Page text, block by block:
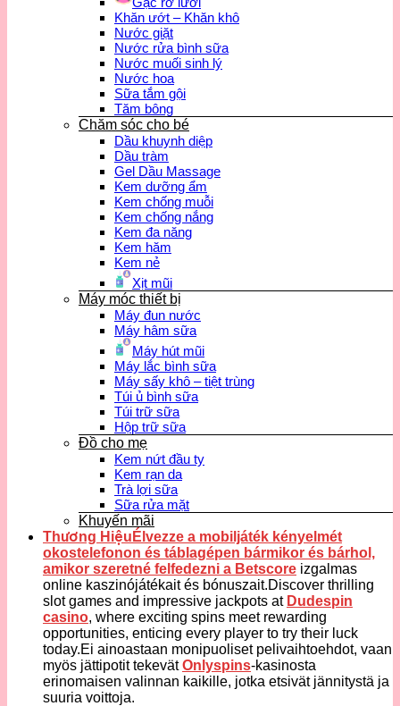
Khăn ướt – Khăn khô
Nước giặt
Nước rửa bình sữa
Nước muối sinh lý
Nước hoa
Sữa tắm gội
Tăm bông
Chăm sóc cho bé
Dầu khuynh diệp
Dầu tràm
Gel Dầu Massage
Kem dưỡng ẩm
Kem chống muỗi
Kem chống nắng
Kem đa năng
Kem hăm
Kem nẻ
Xịt mũi
Máy móc thiết bị
Máy đun nước
Máy hâm sữa
Máy hút mũi
Máy lắc bình sữa
Máy sấy khô – tiệt trùng
Túi ủ bình sữa
Túi trữ sữa
Hộp trữ sữa
Đồ cho mẹ
Kem nứt đầu ty
Kem rạn da
Trà lợi sữa
Sữa rửa mặt
Khuyến mãi
Thương HiệuÉlvezze a mobiljáték kényelmét
okostelefonon és táblagépen bármikor és bárhol,
amikor szeretné felfedezni a Betscore izgalmas
online kaszinójátékait és bónuszait.Discover thrilling
slot games and impressive jackpots at Dudespin
casino, where exciting spins meet rewarding
opportunities, enticing every player to try their luck
today.Ei ainoastaan monipuoliset pelivaihtoehdot, vaan
myös jättipotit tekevätOnlyspins-kasinosta
erinomaisen valinnan kaikille, jotka etsivät jännitystä ja
suuria voittoja.